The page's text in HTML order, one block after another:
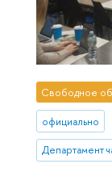
Свободное
официально
Департамент